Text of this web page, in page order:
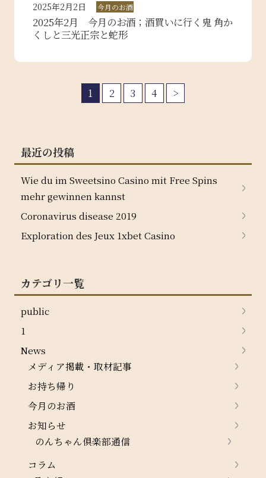
2025年2月2日 今月のお酒
2025年2月 今月のお酒；酒買いに行く鬼 角か
くしと三光正宗と蛇形
1 2 3 4 >
最近の投稿
Wie du im Sweetsino Casino mit Free Spins
mehr gewinnen kannst
Coronavirus disease 2019
Exploration des Jeux 1xbet Casino
カテゴリ一覧
public
1
News
メディア掲載・取材記事
お持ち帰り
今月のお酒
お知らせ
のんちゃん倶楽部通信
コラム